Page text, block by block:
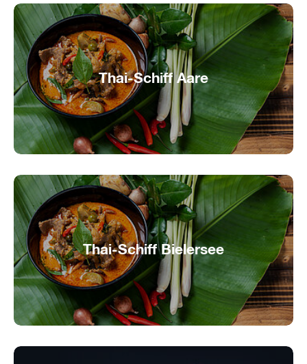
Thai-Schiff Aare
Asiatisches Flair auf der Aare
Thai-Schiff Bielersee
Asiatischer Genuss auf dem Bielersee